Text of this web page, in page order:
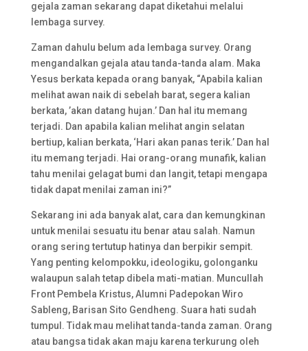
gejala zaman sekarang dapat diketahui melalui
lembaga survey.
Zaman dahulu belum ada lembaga survey. Orang
mengandalkan gejala atau tanda-tanda alam. Maka
Yesus berkata kepada orang banyak, “Apabila kalian
melihat awan naik di sebelah barat, segera kalian
berkata, ’akan datang hujan.’ Dan hal itu memang
terjadi. Dan apabila kalian melihat angin selatan
bertiup, kalian berkata, ‘Hari akan panas terik.’ Dan hal
itu memang terjadi. Hai orang-orang munafik, kalian
tahu menilai gelagat bumi dan langit, tetapi mengapa
tidak dapat menilai zaman ini?”
Sekarang ini ada banyak alat, cara dan kemungkinan
untuk menilai sesuatu itu benar atau salah. Namun
orang sering tertutup hatinya dan berpikir sempit.
Yang penting kelompokku, ideologiku, golonganku
walaupun salah tetap dibela mati-matian. Muncullah
Front Pembela Kristus, Alumni Padepokan Wiro
Sableng, Barisan Sito Gendheng. Suara hati sudah
tumpul. Tidak mau melihat tanda-tanda zaman. Orang
atau bangsa tidak akan maju karena terkurung oleh